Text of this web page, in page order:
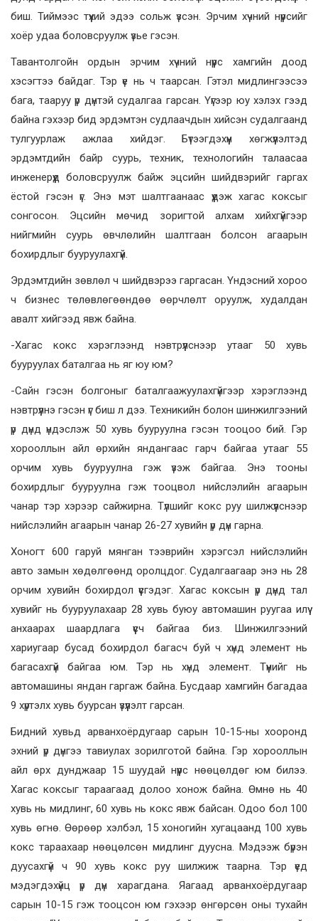
биш. Тиймээс түүхий эдээ сольж үзсэн. Эрчим хүчний нүүрсийг
хоёр удаа боловсруулж үзье гэсэн.
Тавантолгойн ордын эрчим хүчний нүүрс хамгийн доод
хэсэгтээ байдаг. Тэр үе нь ч таарсан. Гэтэл мидлингээсээ
бага, тааруу үр дүнтэй судалгаа гарсан. Үүгээр юу хэлэх гээд
байна гэхээр бид эрдэмтэн судлаачдын хийсэн судалгаанд
тулгуурлаж ажлаа хийдэг. Бүтээгдэхүүн хөгжүүлэлтэд
эрдэмтдийн байр суурь, техник, технологийн талаасаа
инженерүүд боловсруулж байж эцсийн шийдвэрийг гаргах
ёстой гэсэн үг. Энэ мэт шалтгаанаас үүдэж хагас коксыг
сонгосон. Эцсийн мөчид зоригтой алхам хийхгүйгээр
нийгмийн суурь өвчлөлийн шалтгаан болсон агаарын
бохирдлыг бууруулахгүй.
Эрдэмтдийн зөвлөл ч шийдвэрээ гаргасан. Үндэсний хороо
ч бизнес төлөвлөгөөндөө өөрчлөлт оруулж, худалдан
авалт хийгээд явж байна.
-Хагас кокс хэрэглээнд нэвтрүүлснээр утааг 50 хувь
бууруулах баталгаа нь яг юу юм?
-Сайн гэсэн болгоныг баталгаажуулахгүйгээр хэрэглээнд
нэвтрүүлнэ гэсэн үг биш л дээ. Техникийн болон шинжилгээний
үр дүнд үндэслэж 50 хувь бууруулна гэсэн тооцоо бий. Гэр
хорооллын айл өрхийн яндангаас гарч байгаа утааг 55
орчим хувь бууруулна гэж үзэж байгаа. Энэ тооны
бохирдлыг бууруулна гэж тооцвол нийслэлийн агаарын
чанар тэр хэрээр сайжирна. Түлшийг кокс руу шилжүүлснээр
нийслэлийн агаарын чанар 26-27 хувийн үр дүн гарна.
Хоногт 600 гаруй мянган тээврийн хэрэгсэл нийслэлийн
авто замын хөдөлгөөнд оролцдог. Судалгаагаар энэ нь 28
орчим хувийн бохирдол үүсгэдэг. Хагас коксын үр дүнд тал
хувийг нь бууруулахаар 28 хувь буюу автомашин руугаа илүү
анхаарах шаардлага үүсч байгаа биз. Шинжилгээний
хариугаар бусад бохирдол багасч буй ч хүнд элемент нь
багасахгүй байгаа юм. Тэр нь хүнд элемент. Түүнийг нь
автомашины яндан гаргаж байна. Бусдаар хамгийн багадаа
9 хүртэлх хувь буурсан үзүүлэлт гарсан.
Бидний хувьд арванхоёрдугаар сарын 10-15-ны хооронд
эхний үр дүнгээ тавиулах зорилготой байна. Гэр хорооллын
айл өрх дунджаар 15 шуудай нүүрс нөөцөлдөг юм билээ.
Хагас коксыг тараагаад долоо хонож байна. Өмнө нь 40
хувь нь мидлинг, 60 хувь нь кокс явж байсан. Одоо бол 100
хувь өгнө. Өөрөөр хэлбэл, 15 хоногийн хугацаанд 100 хувь
кокс тараахаар нөөцөлсөн мидлинг дуусна. Мэдээж бүрэн
дуусахгүй ч 90 хувь кокс руу шилжиж таарна. Тэр үед
мэдэгдэхүйц үр дүн харагдана. Яагаад арванхоёрдугаар
сарын 10-15 гэж тооцсон юм гэхээр өнгөрсөн оны тухайн